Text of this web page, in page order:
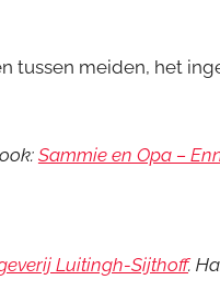
tussen meiden, het
Sammie en Opa –
Luitingh-Sijthoff.